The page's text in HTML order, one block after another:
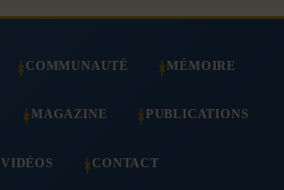
COMMUNAUTÉ MÉMOIRE
MAGAZINE PUBLICATIONS
VIDÉOS CONTACT